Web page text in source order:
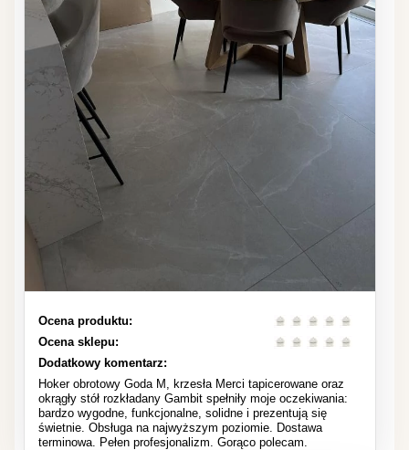
Ocena produktu:
Ocena sklepu:
Dodatkowy komentarz:
Hoker obrotowy Goda M, krzesła Merci tapicerowane oraz
okrągły stół rozkładany Gambit spełniły moje oczekiwania:
bardzo wygodne, funkcjonalne, solidne i prezentują się
świetnie. Obsługa na najwyższym poziomie. Dostawa
terminowa. Pełen profesjonalizm. Gorąco polecam.